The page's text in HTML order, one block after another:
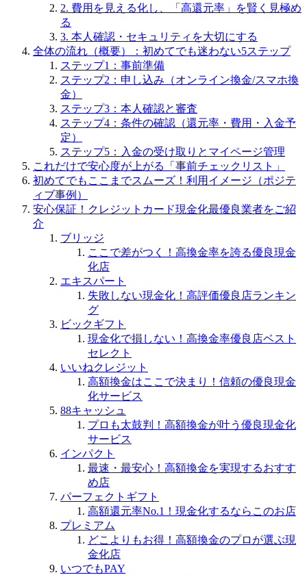
2. 費用を見える化し、「高還元率」を賢く見極め
る
3. 本人確認・セキュリティを大切にする
全体の流れ（概要）：初めてでも迷わない5ステップ
ステップ1：事前準備
ステップ2：申し込み（オンライン換金/スマホ換
金）
ステップ3：本人確認と審査
ステップ4：条件の確認（還元率・費用・入金予
定）
ステップ5：入金の受け取りとマイページ管理
これだけで安心度が上がる「事前チェックリスト」
初めてでもここまでスムーズ！利用イメージ（ポジテ
ィブ事例）
安心保証！クレジットカード現金化最優良業者をご紹
介
ブリッジ
ここで差がつく！高換金率を誇る優良現金
化店
エキスパート
失敗しない現金化！高評価優良店ランキン
グ
ビックギフト
現金化で損しない！高換金率優良店ベスト
セレクト
いいねクレジット
高額換金はここで決まり！信頼の優良現金
化サービス
88キャッシュ
プロも太鼓判！高額換金が叶う優良現金化
サービス
インパクト
最速・最安心！高額換金を実現するおすす
め店
パーフェクトギフト
高額還元率No.1！現金化するならこのお店
プレミアム
どこよりもお得！高額換金のプロが選ぶ現
金化店
いつでもPAY